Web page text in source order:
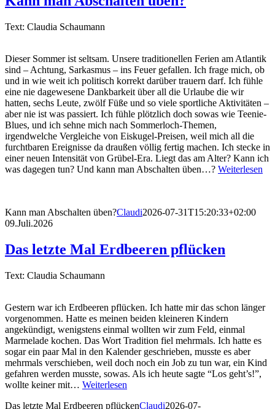
Text: Claudia Schaumann
Dieser Sommer ist seltsam. Unsere traditionellen Ferien am Atlantik
sind – Achtung, Sarkasmus – ins Feuer gefallen. Ich frage mich, ob
und in wie weit ich politisch korrekt darüber trauern darf. Ich fühle
eine nie dagewesene Dankbarkeit über all die Urlaube die wir
hatten, sechs Leute, zwölf Füße und so viele sportliche Aktivitäten –
aber nie ist was passiert. Ich fühle plötzlich doch sowas wie Teenie-
Blues, und ich sehne mich nach Sommerloch-Themen,
irgendwelche Vergleiche von Eiskugel-Preisen, weil mich all die
furchtbaren Ereignisse da draußen völlig fertig machen. Ich stecke in
einer neuen Intensität von Grübel-Era. Liegt das am Alter? Kann ich
was dagegen tun? Und kann man Abschalten üben…? Weiterlesen
Kann man Abschalten üben?Claudi2026-07-31T15:20:33+02:00
09.Juli.2026
Das letzte Mal Erdbeeren pflücken
Text: Claudia Schaumann
Gestern war ich Erdbeeren pflücken. Ich hatte mir das schon länger
vorgenommen. Hatte es meinen beiden kleineren Kindern
angekündigt, wenigstens einmal wollten wir zum Feld, einmal
Marmelade kochen. Das Wort Tradition fiel mehrmals. Ich hatte es
sogar ein paar Mal in den Kalender geschrieben, musste es aber
mehrmals verschieben, weil doch noch ein Job zu tun war, ein Kind
gefahren werden musste, sowas. Als ich heute sagte “Los geht’s!”,
wollte keiner mit… Weiterlesen
Das letzte Mal Erdbeeren pflückenClaudi2026-07-